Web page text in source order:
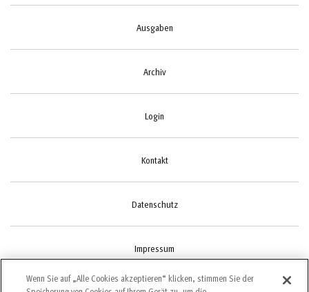
Ausgaben
Archiv
Login
Kontakt
Datenschutz
Impressum
Wenn Sie auf „Alle Cookies akzeptieren“ klicken, stimmen Sie der